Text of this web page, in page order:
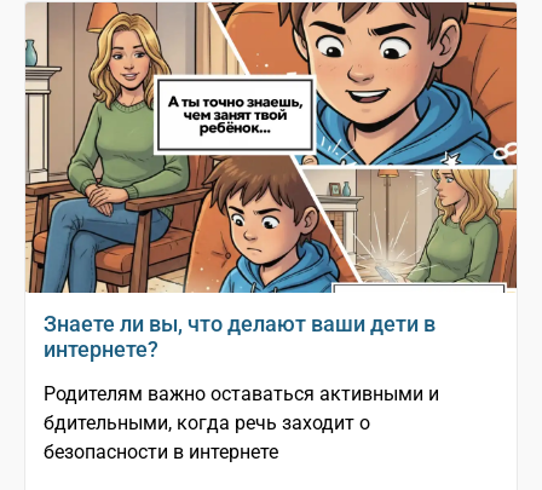
Знаете ли вы, что делают ваши дети в
интернете?
Родителям важно оставаться активными и
бдительными, когда речь заходит о
безопасности в интернете